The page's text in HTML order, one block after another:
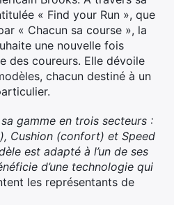
« Find your Run », que
« Chacun sa course », la
une nouvelle fois
des coureurs. Elle dévoile
chacun destiné à un
gamme en trois secteurs :
Cushion (confort) et Speed
est adapté à l’un de ses
d’une technologie qui
les représentants de